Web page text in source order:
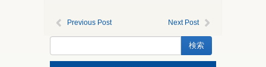
Previous Post Next Post